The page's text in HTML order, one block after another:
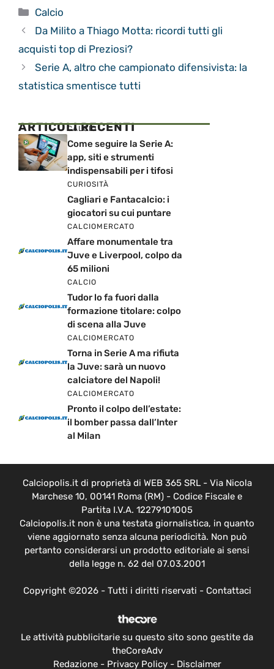
Categorie
Calcio
Da Milito a Thiago Motta: ricordi tutti gli
acquisti top di Preziosi?
Serie A, altro che campionato difensivista: la
statistica smentisce tutti
ARTICOLI RECENTI
CALCIO
Come seguire la Serie A:
app, siti e strumenti
indispensabili per i tifosi
CURIOSITÀ
Cagliari e Fantacalcio: i
giocatori su cui puntare
CALCIOMERCATO
Affare monumentale tra
Juve e Liverpool, colpo da
65 milioni
CALCIO
Tudor lo fa fuori dalla
formazione titolare: colpo
di scena alla Juve
CALCIOMERCATO
Torna in Serie A ma rifiuta
la Juve: sarà un nuovo
calciatore del Napoli!
CALCIOMERCATO
Pronto il colpo dell’estate:
il bomber passa dall’Inter
al Milan
Calciopolis.it di proprietà di WEB 365 SRL - Via Nicola
Marchese 10, 00141 Roma (RM) - Codice Fiscale e
Partita I.V.A. 12279101005
Calciopolis.it non è una testata giornalistica, in quanto
viene aggiornato senza alcuna periodicità. Non può
pertanto considerarsi un prodotto editoriale ai sensi
della legge n. 62 del 07.03.2001
Copyright ©2026 - Tutti i diritti riservati - Contattaci
Le attività pubblicitarie su questo sito sono gestite da
theCoreAdv
Redazione- Privacy Policy- Disclaimer